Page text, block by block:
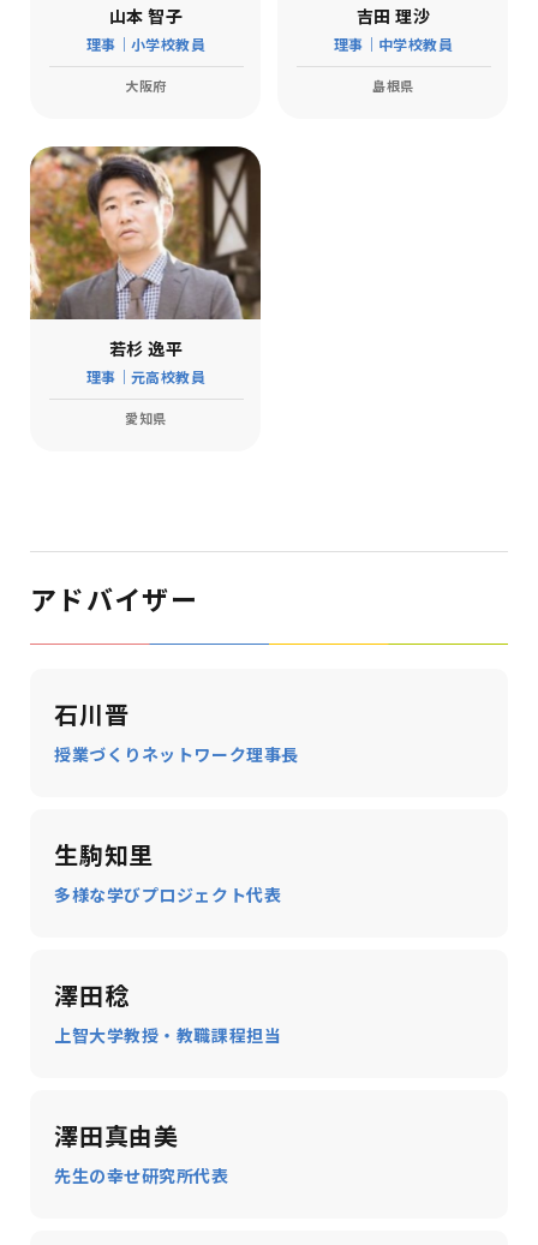
山本 智子
理事｜小学校教員
大阪府
吉田 理沙
理事｜中学校教員
島根県
若杉 逸平
理事｜元高校教員
愛知県
アドバイザー
石川晋
授業づくりネットワーク理事長
生駒知里
多様な学びプロジェクト代表
澤田稔
上智大学教授・教職課程担当
澤田真由美
先生の幸せ研究所代表